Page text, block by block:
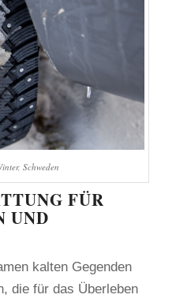
Schweden
FÜR
UND
kalten Gegenden
die für das Überleben